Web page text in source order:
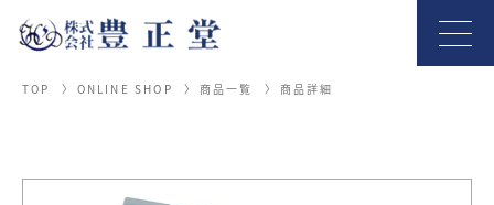
TOP ONLINE SHOP 商品一覧 商品詳細